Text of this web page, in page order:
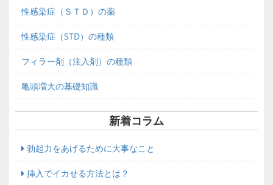
性感染症（ＳＴＤ）の薬
性感染症（STD）の種類
フィラー剤（注入剤）の種類
亀頭増大の基礎知識
新着コラム
勃起力をあげるために大事なこと
挿入でイカせる方法とは？